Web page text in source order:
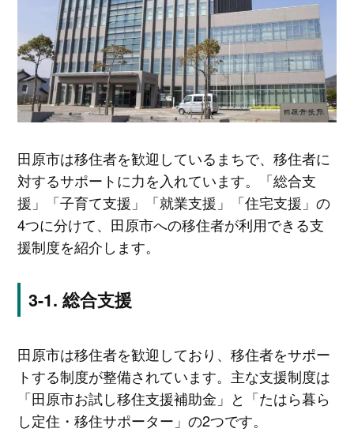
田原市は移住者を歓迎しているまちで、移住者に
対するサポートに力を入れています。「総合支
援」「子育て支援」「就業支援」「住宅支援」の
4つに分けて、田原市への移住者が利用できる支
援制度を紹介します。
総合支援
田原市は移住者を歓迎しており、移住者をサポー
トする制度が整備されています。主な支援制度は
「田原市お試し移住支援補助金」と「たはら暮ら
し定住・移住サポーター」の2つです。